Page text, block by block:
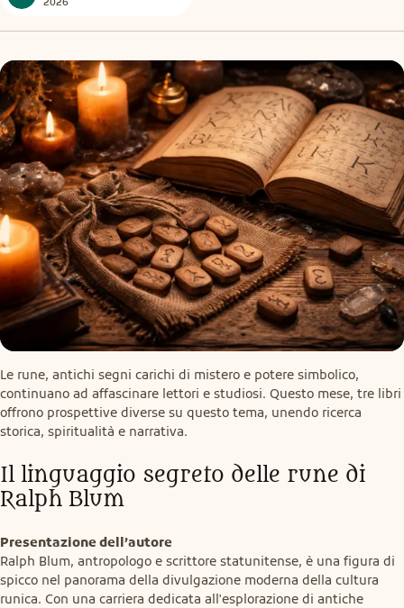
Le rune, antichi segni carichi di mistero e potere simbolico,
continuano ad affascinare lettori e studiosi. Questo mese, tre libri
offrono prospettive diverse su questo tema, unendo ricerca
storica, spiritualità e narrativa.
Il linguaggio segreto delle rune di
Ralph Blum
Presentazione dell’autore
Ralph Blum, antropologo e scrittore statunitense, è una figura di
spicco nel panorama della divulgazione moderna della cultura
runica. Con una carriera dedicata all'esplorazione di antiche